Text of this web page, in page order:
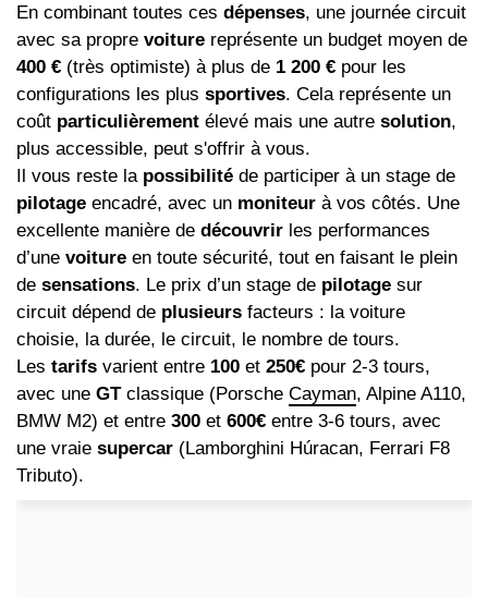
En combinant toutes ces dépenses, une journée circuit
avec sa propre voiture représente un budget moyen de
400 € (très optimiste) à plus de 1 200 € pour les
configurations les plus sportives. Cela représente un
coût particulièrement élevé mais une autre solution,
plus accessible, peut s'offrir à vous.
Il vous reste la possibilité de participer à un stage de
pilotage encadré, avec un moniteur à vos côtés. Une
excellente manière de découvrir les performances
d’une voiture en toute sécurité, tout en faisant le plein
de sensations. Le prix d’un stage de pilotage sur
circuit dépend de plusieurs facteurs : la voiture
choisie, la durée, le circuit, le nombre de tours.
Les tarifs varient entre 100 et 250€ pour 2-3 tours,
avec une GTclassique (Porsche Cayman, Alpine A110,
BMW M2) et entre 300 et 600€ entre 3-6 tours, avec
une vraie supercar (Lamborghini Húracan, Ferrari F8
Tributo).